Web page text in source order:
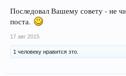
Последовал Вашему совету - не
поста.
17 авг 2015
1 человеку нравится это.